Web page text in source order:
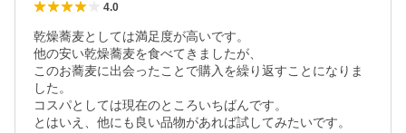
4.0
乾燥蕎麦としては満足度が高いです。
他の安い乾燥蕎麦を食べてきましたが、
このお蕎麦に出会ったことで購入を繰り返すことになりま
した。
コスパとしては現在のところいちばんです。
とはいえ、他にも良い品物があれば試してみたいです。